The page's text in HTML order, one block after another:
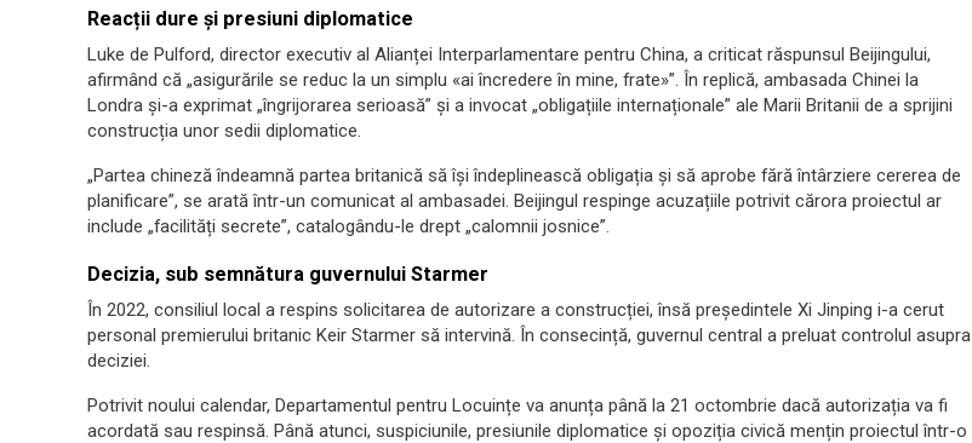
Reacții dure și presiuni diplomatice
Luke de Pulford, director executiv al Alianței Interparlamentare pentru China, a criticat răspunsul Beijingului,
afirmând că „asigurările se reduc la un simplu «ai încredere în mine, frate»”. În replică, ambasada Chinei la
Londra și-a exprimat „îngrijorarea serioasă” și a invocat „obligațiile internaționale” ale Marii Britanii de a sprijini
construcția unor sedii diplomatice.
„Partea chineză îndeamnă partea britanică să își îndeplinească obligația și să aprobe fără întârziere cererea de
planificare”, se arată într-un comunicat al ambasadei. Beijingul respinge acuzațiile potrivit cărora proiectul ar
include „facilități secrete”, catalogându-le drept „calomnii josnice”.
Decizia, sub semnătura guvernului Starmer
În 2022, consiliul local a respins solicitarea de autorizare a construcției, însă președintele Xi Jinping i-a cerut
personal premierului britanic Keir Starmer să intervină. În consecință, guvernul central a preluat controlul asupra
deciziei.
Potrivit noului calendar, Departamentul pentru Locuințe va anunța până la 21 octombrie dacă autorizația va fi
acordată sau respinsă. Până atunci, suspiciunile, presiunile diplomatice și opoziția civică mențin proiectul într-o